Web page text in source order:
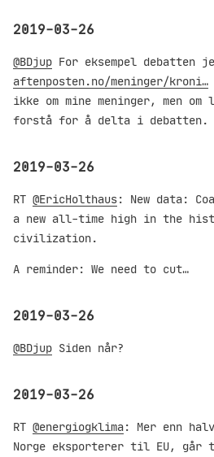
2019-03-26
@BDjup For eksempel debatten
aftenposten.no/meninger/kroni…
ikke om mine meninger, men om
forstå for å delta i debatten.
2019-03-26
RT @EricHolthaus: New data:
a new all-time high in the
civilization.
A reminder: We need to cut…
2019-03-26
@BDjup Siden når?
2019-03-26
RT @energiogklima: Mer enn
Norge eksporterer til EU,